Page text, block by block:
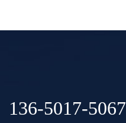
136-5017-5067